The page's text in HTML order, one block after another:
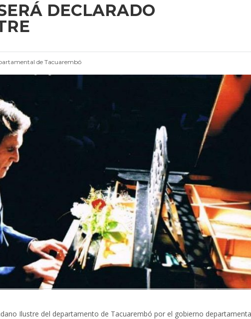
DECLARADO
de Tacuarembó
Ilustre del departamento de Tacuarembó por el gobierno